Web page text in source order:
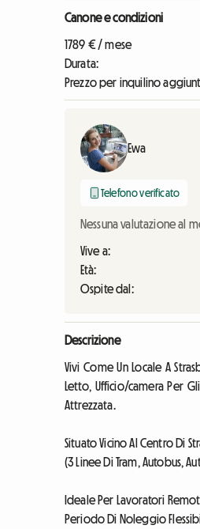
Canone e condizioni
1789 € / mese
Durata:
Prezzo per inquilino
Ewa
Telefono verificato
Nessuna valutazione al
Vive a:
Età:
Ospite dal:
Descrizione
Vivi Come Un Locale A
Letto, Ufficio/camera Per
Attrezzata.
Situato Vicino Al Centro Di
(3 Linee Di Tram, Autobus,
Ideale Per Lavoratori
Periodo Di Noleggio